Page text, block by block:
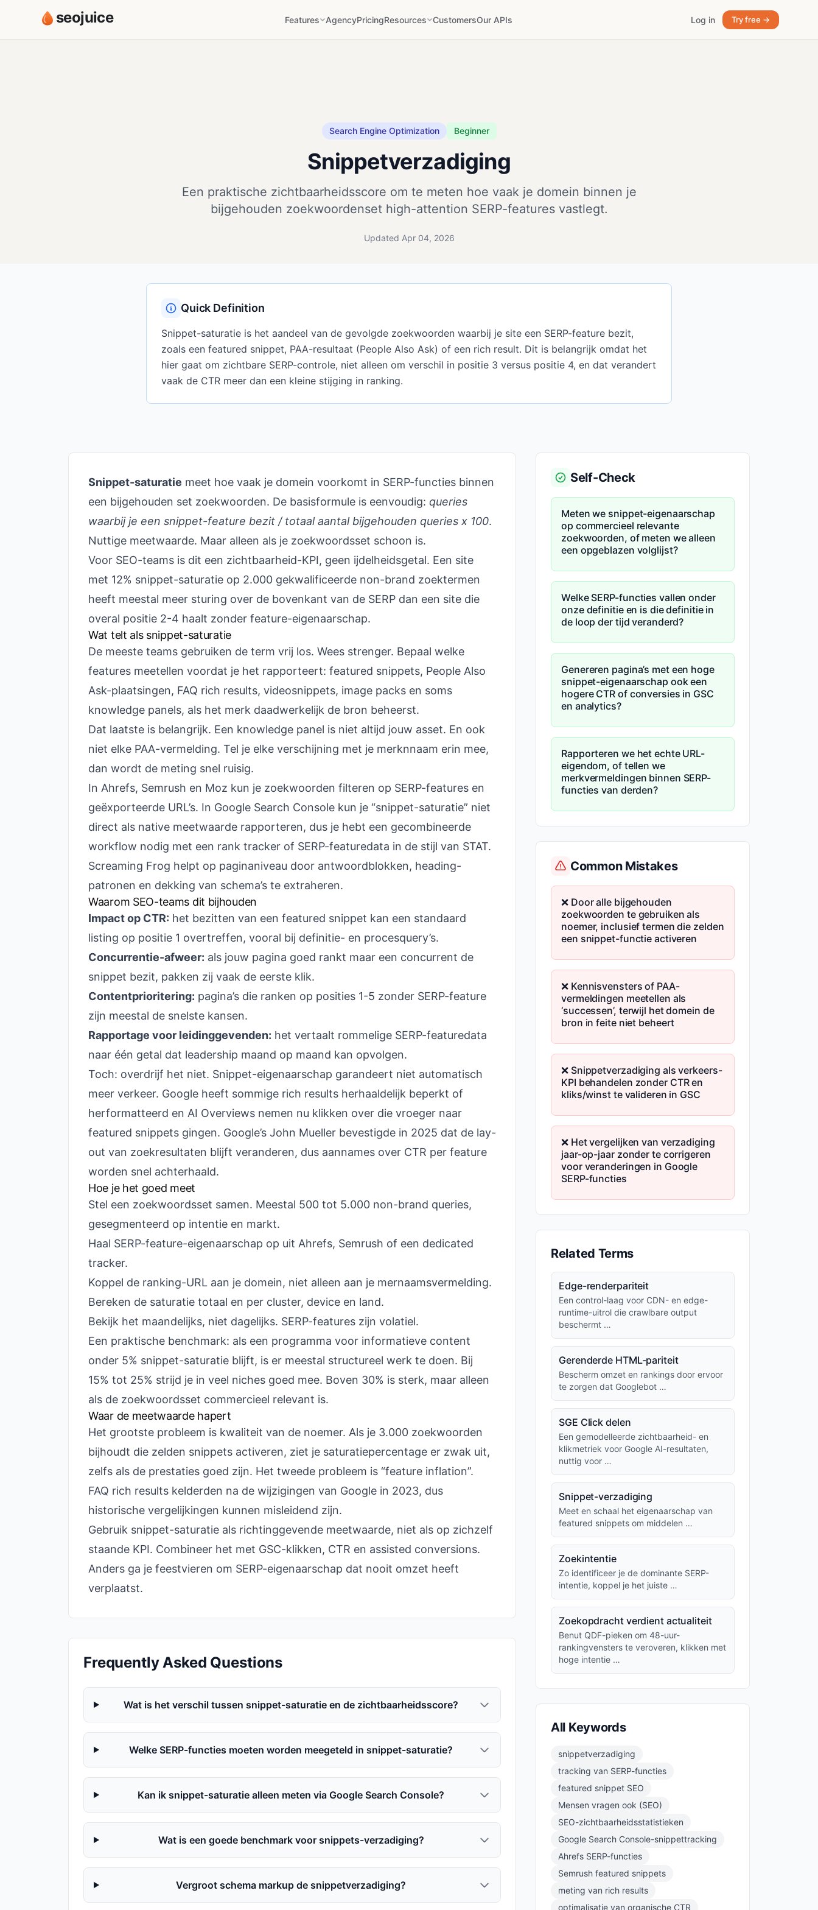
seojuice Features AgencyPricingResources CustomersOur APIs Log in Try free →
Search Engine Optimization Beginner
Snippetverzadiging
Een praktische zichtbaarheidsscore om te meten hoe vaak je domein binnen je
bijgehouden zoekwoordenset high-attention SERP-features vastlegt.
Updated Apr 04, 2026
Quick Definition
Snippet-saturatie is het aandeel van de gevolgde zoekwoorden waarbij je site een SERP-feature bezit,
zoals een featured snippet, PAA-resultaat (People Also Ask) of een rich result. Dit is belangrijk omdat het
hier gaat om zichtbare SERP-controle, niet alleen om verschil in positie 3 versus positie 4, en dat verandert
vaak de CTR meer dan een kleine stijging in ranking.
Snippet-saturatie meet hoe vaak je domein voorkomt in SERP-functies binnen
een bijgehouden set zoekwoorden. De basisformule is eenvoudig: queries
waarbij je een snippet-feature bezit / totaal aantal bijgehouden queries x 100.
Nuttige meetwaarde. Maar alleen als je zoekwoordsset schoon is.
Voor SEO-teams is dit een zichtbaarheid-KPI, geen ijdelheidsgetal. Een site
met 12% snippet-saturatie op 2.000 gekwalificeerde non-brand zoektermen
heeft meestal meer sturing over de bovenkant van de SERP dan een site die
overal positie 2-4 haalt zonder feature-eigenaarschap.
Wat telt als snippet-saturatie
De meeste teams gebruiken de term vrij los. Wees strenger. Bepaal welke
features meetellen voordat je het rapporteert: featured snippets, People Also
Ask-plaatsingen, FAQ rich results, videosnippets, image packs en soms
knowledge panels, als het merk daadwerkelijk de bron beheerst.
Dat laatste is belangrijk. Een knowledge panel is niet altijd jouw asset. En ook
niet elke PAA-vermelding. Tel je elke verschijning met je merknnaam erin mee,
dan wordt de meting snel ruisig.
In Ahrefs, Semrush en Moz kun je zoekwoorden filteren op SERP-features en
geëxporteerde URL’s. In Google Search Console kun je “snippet-saturatie” niet
direct als native meetwaarde rapporteren, dus je hebt een gecombineerde
workflow nodig met een rank tracker of SERP-featuredata in de stijl van STAT.
Screaming Frog helpt op paginaniveau door antwoordblokken, heading-
patronen en dekking van schema’s te extraheren.
Waarom SEO-teams dit bijhouden
Impact op CTR: het bezitten van een featured snippet kan een standaard
listing op positie 1 overtreffen, vooral bij definitie- en procesquery’s.
Concurrentie-afweer: als jouw pagina goed rankt maar een concurrent de
snippet bezit, pakken zij vaak de eerste klik.
Contentprioritering: pagina’s die ranken op posities 1-5 zonder SERP-feature
zijn meestal de snelste kansen.
Rapportage voor leidinggevenden: het vertaalt rommelige SERP-featuredata
naar één getal dat leadership maand op maand kan opvolgen.
Toch: overdrijf het niet. Snippet-eigenaarschap garandeert niet automatisch
meer verkeer. Google heeft sommige rich results herhaaldelijk beperkt of
herformatteerd en AI Overviews nemen nu klikken over die vroeger naar
featured snippets gingen. Google’s John Mueller bevestigde in 2025 dat de lay-
out van zoekresultaten blijft veranderen, dus aannames over CTR per feature
worden snel achterhaald.
Hoe je het goed meet
Stel een zoekwoordsset samen. Meestal 500 tot 5.000 non-brand queries,
gesegmenteerd op intentie en markt.
Haal SERP-feature-eigenaarschap op uit Ahrefs, Semrush of een dedicated
tracker.
Koppel de ranking-URL aan je domein, niet alleen aan je mernaamsvermelding.
Bereken de saturatie totaal en per cluster, device en land.
Bekijk het maandelijks, niet dagelijks. SERP-features zijn volatiel.
Een praktische benchmark: als een programma voor informatieve content
onder 5% snippet-saturatie blijft, is er meestal structureel werk te doen. Bij
15% tot 25% strijd je in veel niches goed mee. Boven 30% is sterk, maar alleen
als de zoekwoordsset commercieel relevant is.
Waar de meetwaarde hapert
Het grootste probleem is kwaliteit van de noemer. Als je 3.000 zoekwoorden
bijhoudt die zelden snippets activeren, ziet je saturatiepercentage er zwak uit,
zelfs als de prestaties goed zijn. Het tweede probleem is “feature inflation”.
FAQ rich results kelderden na de wijzigingen van Google in 2023, dus
historische vergelijkingen kunnen misleidend zijn.
Gebruik snippet-saturatie als richtinggevende meetwaarde, niet als op zichzelf
staande KPI. Combineer het met GSC-klikken, CTR en assisted conversions.
Anders ga je feestvieren om SERP-eigenaarschap dat nooit omzet heeft
verplaatst.
Frequently Asked Questions
Wat is het verschil tussen snippet-saturatie en de zichtbaarheidsscore?
Welke SERP-functies moeten worden meegeteld in snippet-saturatie?
Kan ik snippet-saturatie alleen meten via Google Search Console?
Wat is een goede benchmark voor snippets-verzadiging?
Vergroot schema markup de snippetverzadiging?
Self-Check
Meten we snippet-eigenaarschap
op commercieel relevante
zoekwoorden, of meten we alleen
een opgeblazen volglijst?
Welke SERP-functies vallen onder
onze definitie en is die definitie in
de loop der tijd veranderd?
Genereren pagina’s met een hoge
snippet-eigenaarschap ook een
hogere CTR of conversies in GSC
en analytics?
Rapporteren we het echte URL-
eigendom, of tellen we
merkvermeldingen binnen SERP-
functies van derden?
Common Mistakes
❌ Door alle bijgehouden
zoekwoorden te gebruiken als
noemer, inclusief termen die zelden
een snippet-functie activeren
❌ Kennisvensters of PAA-
vermeldingen meetellen als
‘successen’, terwijl het domein de
bron in feite niet beheert
❌ Snippetverzadiging als verkeers-
KPI behandelen zonder CTR en
kliks/winst te valideren in GSC
❌ Het vergelijken van verzadiging
jaar-op-jaar zonder te corrigeren
voor veranderingen in Google
SERP-functies
Related Terms
Edge-renderpariteit
Een control-laag voor CDN- en edge-
runtime-uitrol die crawlbare output
beschermt …
Gerenderde HTML-pariteit
Bescherm omzet en rankings door ervoor
te zorgen dat Googlebot …
SGE Click delen
Een gemodelleerde zichtbaarheid- en
klikmetriek voor Google AI-resultaten,
nuttig voor …
Snippet-verzadiging
Meet en schaal het eigenaarschap van
featured snippets om middelen …
Zoekintentie
Zo identificeer je de dominante SERP-
intentie, koppel je het juiste …
Zoekopdracht verdient actualiteit
Benut QDF-pieken om 48-uur-
rankingvensters te veroveren, klikken met
hoge intentie …
All Keywords
snippetverzadiging
tracking van SERP-functies
featured snippet SEO
Mensen vragen ook (SEO)
SEO-zichtbaarheidsstatistieken
Google Search Console-snippettracking
Ahrefs SERP-functies
Semrush featured snippets
meting van rich results
optimalisatie van organische CTR